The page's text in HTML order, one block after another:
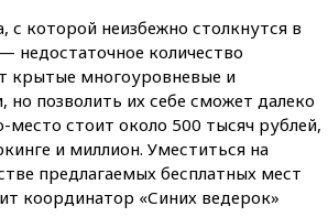
с которой неизбежно столкнутся в
недостаточное количество
крытые многоуровневые и
но позволить их себе сможет далеко
стоит около 500 тысяч рублей,
и миллион. Уместиться на
предлагаемых бесплатных мест
координатор «Синих ведерок»